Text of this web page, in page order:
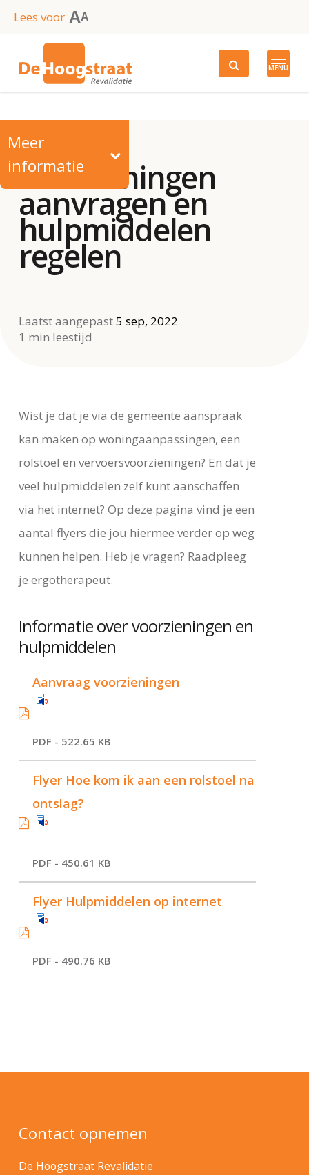
SkipLees voor AA
MENU
Meer
informatie
Voorzieningen
aanvragen en
hulpmiddelen
regelen
Laatst aangepast5 sep, 2022
1 min leestijd
Wist je dat je via de gemeente aanspraak
kan maken op woningaanpassingen, een
rolstoel en vervoersvoorzieningen? En dat je
veel hulpmiddelen zelf kunt aanschaffen
via het internet? Op deze pagina vind je een
aantal flyers die jou hiermee verder op weg
kunnen helpen. Heb je vragen? Raadpleeg
je ergotherapeut.
Informatie over voorzieningen en
hulpmiddelen
Aanvraag voorzieningen
PDF - 522.65 KB
Flyer Hoe kom ik aan een rolstoel na
ontslag?
PDF - 450.61 KB
Flyer Hulpmiddelen op internet
PDF - 490.76 KB
Contact opnemen
De Hoogstraat Revalidatie